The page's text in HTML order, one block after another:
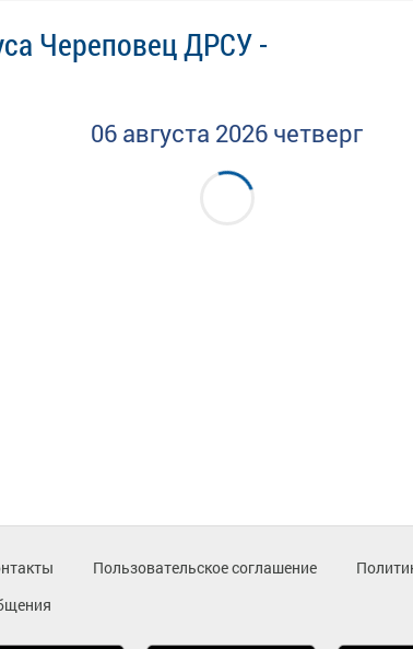
Череповец ДРСУ -
06 августа 2026 четверг
Пользовательское соглашение